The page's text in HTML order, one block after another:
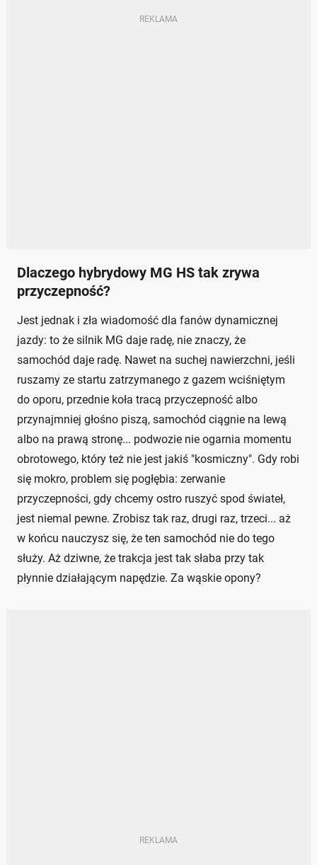
Dlaczego hybrydowy MG HS tak zrywa
przyczepność?
Jest jednak i zła wiadomość dla fanów dynamicznej
jazdy: to że silnik MG daje radę, nie znaczy, że
samochód daje radę. Nawet na suchej nawierzchni, jeśli
ruszamy ze startu zatrzymanego z gazem wciśniętym
do oporu, przednie koła tracą przyczepność albo
przynajmniej głośno piszą, samochód ciągnie na lewą
albo na prawą stronę... podwozie nie ogarnia momentu
obrotowego, który też nie jest jakiś "kosmiczny". Gdy robi
się mokro, problem się pogłębia: zerwanie
przyczepności, gdy chcemy ostro ruszyć spod świateł,
jest niemal pewne. Zrobisz tak raz, drugi raz, trzeci... aż
w końcu nauczysz się, że ten samochód nie do tego
służy. Aż dziwne, że trakcja jest tak słaba przy tak
płynnie działającym napędzie. Za wąskie opony?